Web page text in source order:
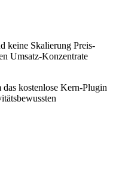
keine Skalierung Preis-
Umsatz-Konzentrate
kostenlose Kern-Plugin